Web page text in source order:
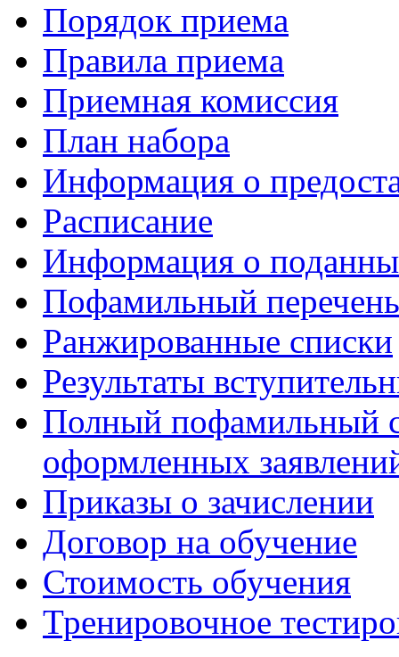
Порядок приема
Правила приема
Приемная комиссия
План набора
Информация о
Расписание
Информация о
Пофамильный
Ранжированные списки
Результаты
Полный пофамильный
оформленных
Приказы о зачислении
Договор на обучение
Стоимость обучения
Тренировочное